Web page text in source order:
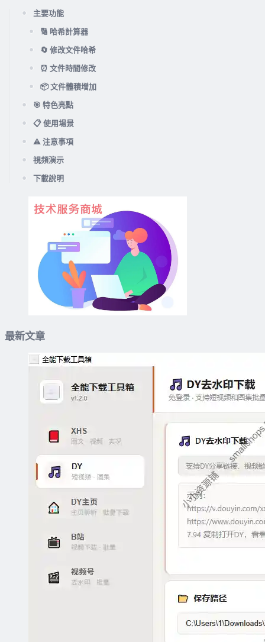
主要功能
🔢 哈希計算器
🔄 修改文件哈希
⏰ 文件時間修改
📦 文件體積增加
🎯 特色亮點
📋 使用場景
⚠️ 注意事項
視頻演示
下載說明
最新文章